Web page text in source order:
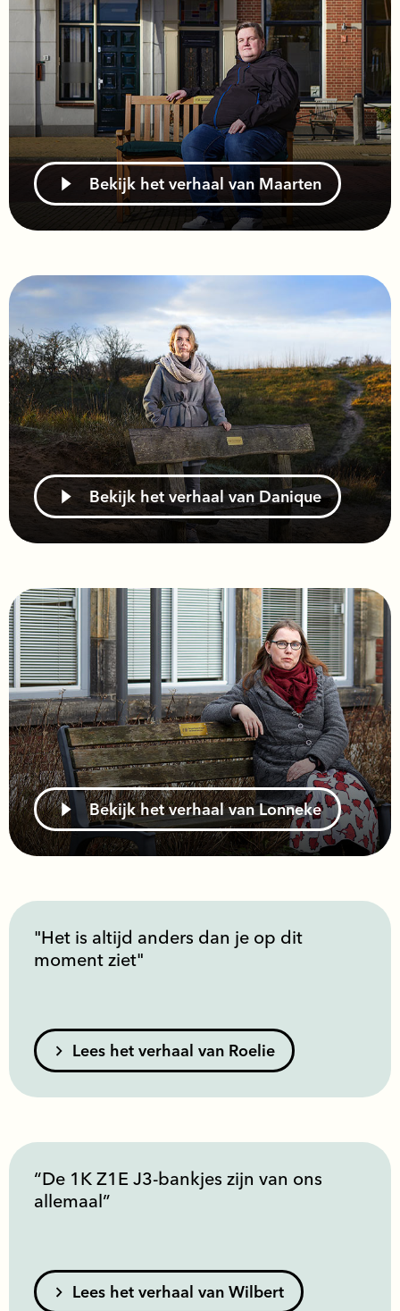
Bekijk het verhaal van Maarten
Bekijk het verhaal van Danique
Bekijk het verhaal van Lonneke
"Het is altijd anders dan je op dit
moment ziet"
Lees het verhaal van Roelie
“De 1K Z1E J3-bankjes zijn van ons
allemaal”
Lees het verhaal van Wilbert